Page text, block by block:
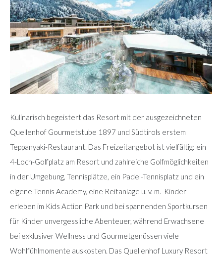
Kulinarisch begeistert das Resort mit der ausgezeichneten
Quellenhof Gourmetstube 1897 und Südtirols erstem
Teppanyaki-Restaurant. Das Freizeitangebot ist vielfältig: ein
4-Loch-Golfplatz am Resort und zahlreiche Golfmöglichkeiten
in der Umgebung, Tennisplätze, ein Padel-Tennisplatz und ein
eigene Tennis Academy, eine Reitanlage u. v. m. Kinder
erleben im Kids Action Park und bei spannenden Sportkursen
für Kinder unvergessliche Abenteuer, während Erwachsene
bei exklusiver Wellness und Gourmetgenüssen viele
Wohlfühlmomente auskosten. Das Quellenhof Luxury Resort